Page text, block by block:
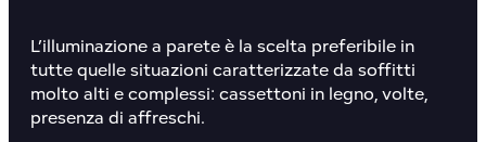
L’illuminazione a parete è la scelta preferibile in
tutte quelle situazioni caratterizzate da soffitti
molto alti e complessi: cassettoni in legno, volte,
presenza di affreschi.